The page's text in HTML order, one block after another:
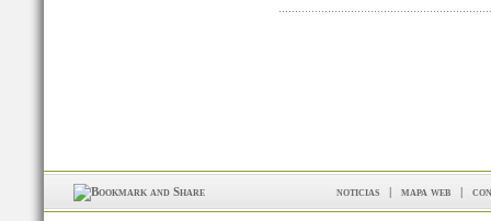
noticias | mapa web |